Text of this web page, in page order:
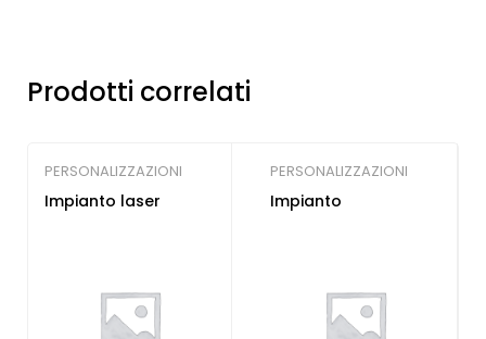
Prodotti correlati
PERSONALIZZAZIONI
Impianto laser
PERSONALIZZAZIONI
Impianto